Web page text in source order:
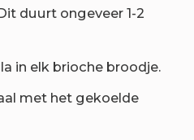
duurt ongeveer 1-2
in elk brioche broodje.
met het gekoelde